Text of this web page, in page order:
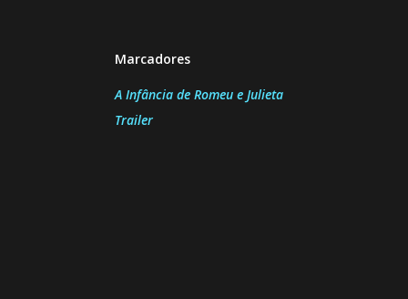
Marcadores
A Infância de Romeu e Julieta
Trailer